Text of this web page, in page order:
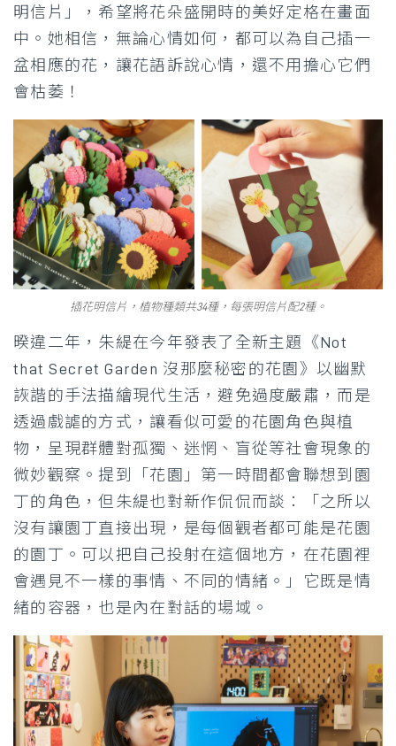
明信片」，希望將花朵盛開時的美好定格在畫面
中。她相信，無論心情如何，都可以為自己插一
盆相應的花，讓花語訴說心情，還不用擔心它們
會枯萎！
插花明信片，植物種類共34種，每張明信片配2種。
暌違二年，朱緹在今年發表了全新主題《Not
that Secret Garden 沒那麼秘密的花園》以幽默
詼諧的手法描繪現代生活，避免過度嚴肅，而是
透過戲謔的方式，讓看似可愛的花園角色與植
物，呈現群體對孤獨、迷惘、盲從等社會現象的
微妙觀察。提到「花園」第一時間都會聯想到園
丁的角色，但朱緹也對新作侃侃而談：「之所以
沒有讓園丁直接出現，是每個觀者都可能是花園
的園丁。可以把自己投射在這個地方，在花園裡
會遇見不一樣的事情、不同的情緒。」它既是情
緒的容器，也是內在對話的場域。